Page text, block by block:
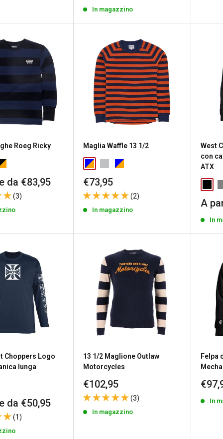
In magazzino
Roeg Ricky
da €83,95
(3)
Maglia Waffle 13 1/2
Prezzo
scontato
€73,95
(2)
In magazzino
West
con
ATX
A
In
Choppers Logo
lunga
da €50,95
(1)
13 1/2 Maglione Outlaw
Motorcycles
Prezzo
scontato
€102,95
(3)
In magazzino
Felpa
In